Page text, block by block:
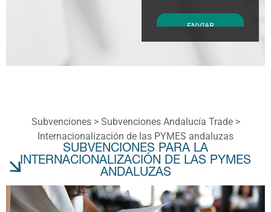
Subvenciones > Subvenciones Andalucía Trade>
Internacionalización de las PYMES andaluzas
SUBVENCIONES PARA LA
INTERNACIONALIZACIÓN DE LAS PYMES
ANDALUZAS